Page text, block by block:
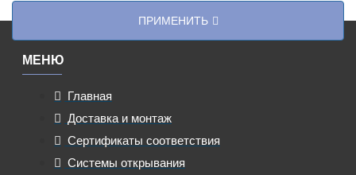
ПРИМЕНИТЬ
МЕНЮ
Главная
Доставка и монтаж
Сертификаты соответствия
Системы открывания